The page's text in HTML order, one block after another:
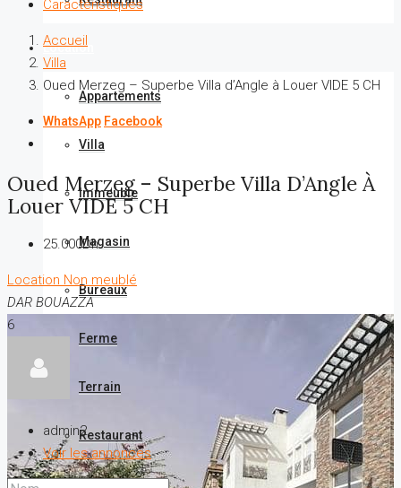
Location
Appartements
Villa
Immeuble
Magasin
Bureaux
Ferme
Terrain
Restaurant
Proposer un bien
Caractéristiques
Accueil
Villa
Oued Merzeg – Superbe Villa d’Angle à Louer VIDE 5 CH
WhatsApp Facebook
Oued Merzeg – Superbe Villa D’Angle À
Louer VIDE 5 CH
25.000Dh
Location Non meublé
DAR BOUAZZA
6
admin2
Voir les annonces